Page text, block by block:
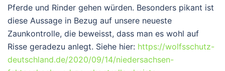
Pferde und Rinder gehen würden. Besonders pikant ist
diese Aussage in Bezug auf unsere neueste
Zaunkontrolle, die beweisst, dass man es wohl auf
Risse geradezu anlegt. Siehe hier: https://wolfsschutz-
deutschland.de/2020/09/14/niedersachsen-